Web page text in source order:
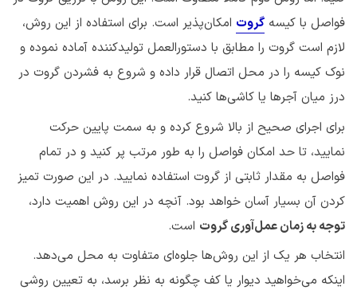
فواصل با کیسه گروت امکان‌پذیر است. برای استفاده از این روش،
لازم است گروت را مطابق با دستورالعمل تولیدکننده آماده نموده و
نوک کیسه را در محل اتصال قرار داده و شروع به فشردن گروت در
درز میان آجرها یا کاشی‌ها کنید.
برای اجرای صحیح از بالا شروع کرده و به سمت پایین حرکت
نمایید، تا حد امکان فواصل را به طور مرتب پر کنید و در تمام
فواصل به مقدار ثابتی از گروت استفاده نمایید. در این صورت تمیز
کردن آن بسیار آسان خواهد بود. آنچه در این روش اهمیت دارد،
توجه به زمان عمل‌آوری گروت است.
انتخاب هر یک از این روش‌ها جلوه‌ای متفاوت به محل می‌دهد.
اینکه می‌خواهید دیوار یا کف چگونه به نظر برسد، به تعیین روشی